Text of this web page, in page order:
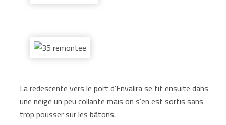
La redescente vers le port d’Envalira se fit ensuite dans
une neige un peu collante mais on s’en est sortis sans
trop pousser sur les bâtons.